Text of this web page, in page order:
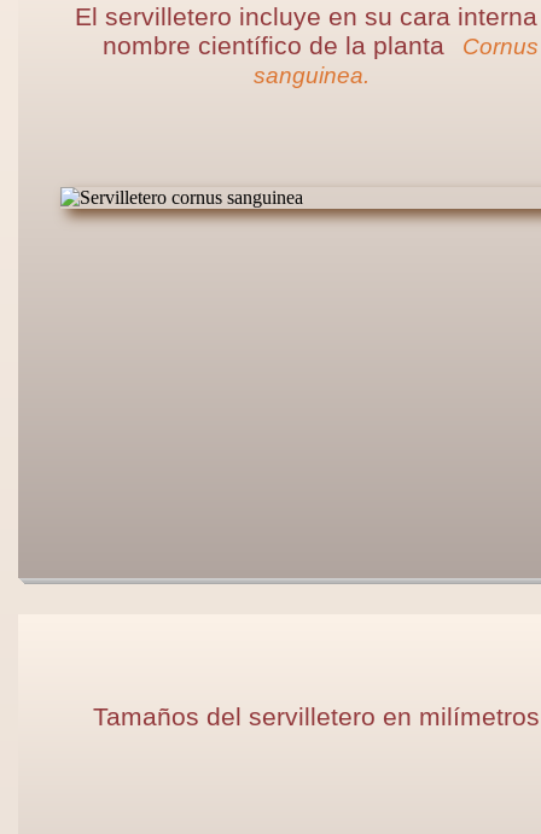
El servilletero incluye en su cara
nombre científico de la planta
Cornus
sanguinea.
Tamaños del servilletero en